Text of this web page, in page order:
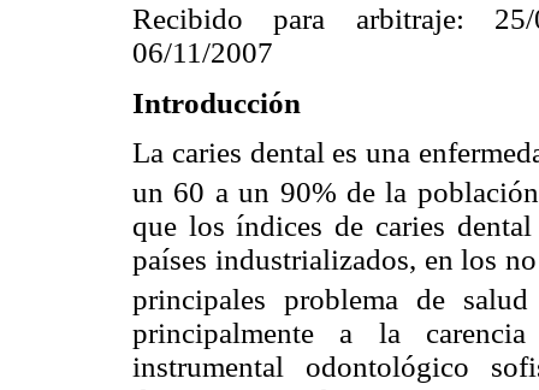
Recibido para arbitraje:
06/11/2007
Introducción
La caries dental es una
un 60 a un 90% de la
que los índices de caries
países industrializados, en los
principales problema de
principalmente a la
instrumental odontológico